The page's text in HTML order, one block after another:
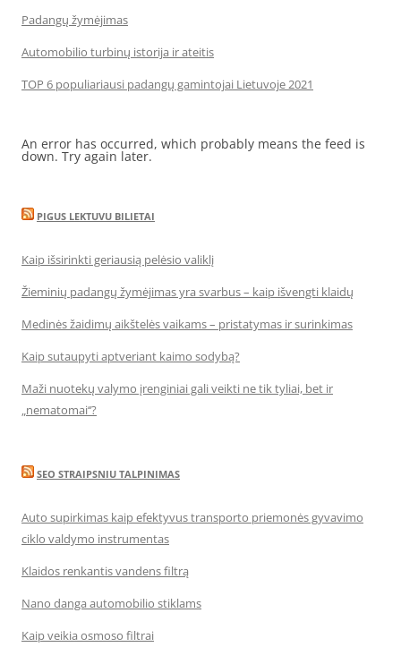
Padangų žymėjimas
Automobilio turbinų istorija ir ateitis
TOP 6 populiariausi padangų gamintojai Lietuvoje 2021
An error has occurred, which probably means the feed is
down. Try again later.
PIGUS LEKTUVU BILIETAI
Kaip išsirinkti geriausią pelėsio valiklį
Žieminių padangų žymėjimas yra svarbus – kaip išvengti klaidų
Medinės žaidimų aikštelės vaikams – pristatymas ir surinkimas
Kaip sutaupyti aptveriant kaimo sodybą?
Maži nuotekų valymo įrenginiai gali veikti ne tik tyliai, bet ir
„nematomai‘‘?
SEO STRAIPSNIU TALPINIMAS
Auto supirkimas kaip efektyvus transporto priemonės gyvavimo
ciklo valdymo instrumentas
Klaidos renkantis vandens filtrą
Nano danga automobilio stiklams
Kaip veikia osmoso filtrai